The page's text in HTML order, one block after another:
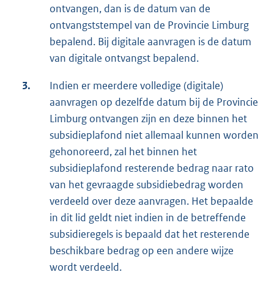
ontvangen, dan is de datum van de
ontvangststempel van de Provincie Limburg
bepalend. Bij digitale aanvragen is de datum
van digitale ontvangst bepalend.
3.
Indien er meerdere volledige (digitale)
aanvragen op dezelfde datum bij de Provincie
Limburg ontvangen zijn en deze binnen het
subsidieplafond niet allemaal kunnen worden
gehonoreerd, zal het binnen het
subsidieplafond resterende bedrag naar rato
van het gevraagde subsidiebedrag worden
verdeeld over deze aanvragen. Het bepaalde
in dit lid geldt niet indien in de betreffende
subsidieregels is bepaald dat het resterende
beschikbare bedrag op een andere wijze
wordt verdeeld.